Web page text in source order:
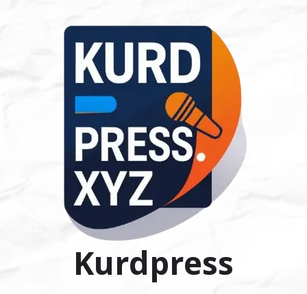
Kurdpress